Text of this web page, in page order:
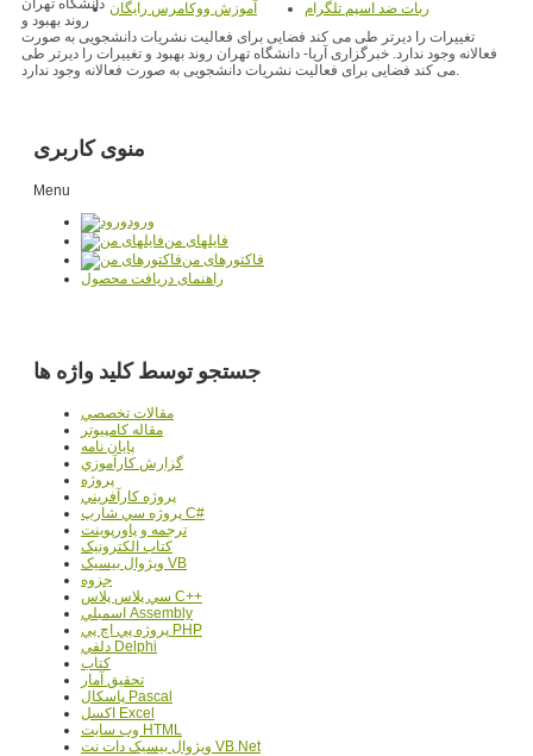
ربات ضد اسپم تلگرام
آموزش ووکامرس رایگان دانشگاه تهران
روند بهبود و
تغییرات را دیرتر طی می کند فضایی برای فعالیت نشریات دانشجویی به صورت
فعالانه وجود ندارد. خبرگزاری آریا- دانشگاه تهران روند بهبود و تغییرات را دیرتر طی
می کند فضایی برای فعالیت نشریات دانشجویی به صورت فعالانه وجود ندارد.
منوی کاربری
Menu
ورود
فایلهای من
فاکتورهای من
راهنمای دریافت محصول
جستجو توسط کلید واژه ها
مقالات تخصصي
مقاله کامپیوتر
پایان نامه
گزارش کارآموزي
پروژه
پروژه کارآفريني
پروژه سي شارپ C#
ترجمه و پاورپوينت
کتاب الکترونيک
ويژوال بيسيک VB
جزوه
سي پلاس پلاس C++
اسمبلي Assembly
پروژه پي اچ پي PHP
دلفي Delphi
کتاب
تحقيق آمار
پاسکال Pascal
اکسل Excel
وب سايت HTML
ويژوال بيسيک دات نت VB.Net